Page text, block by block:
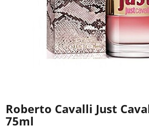
Roberto Cavalli Just
75ml